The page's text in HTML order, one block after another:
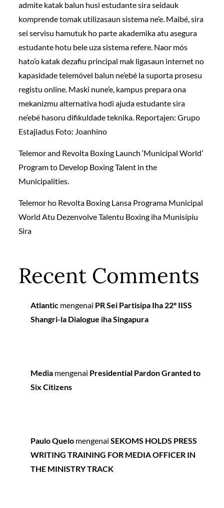
admite katak balun husi estudante sira seidauk
komprende tomak utilizasaun sistema ne’e. Maibé, sira
sei servisu hamutuk ho parte akademika atu asegura
estudante hotu bele uza sistema refere. Naor mós
hato’o katak dezafiu principal mak ligasaun internet no
kapasidade telemóvel balun ne’ebé la suporta prosesu
registu online. Maski nune’e, kampus prepara ona
mekanizmu alternativa hodi ajuda estudante sira
ne’ebé hasoru difikuldade teknika. Reportajen: Grupo
Estajiadus Foto: Joanhino
Telemor and Revolta Boxing Launch ‘Municipal World’
Program to Develop Boxing Talent in the
Municipalities.
Telemor ho Revolta Boxing Lansa Programa Municipal
World Atu Dezenvolve Talentu Boxing iha Munisípiu
Sira
Recent Comments
Atlantic mengenai PR Sei Partisipa Iha 22º IISS
Shangri-la Dialogue iha Singapura
Media mengenai Presidential Pardon Granted to
Six Citizens
Paulo Quelo mengenaiSEKOMS HOLDS PRESS
WRITING TRAINING FOR MEDIA OFFICER IN
THE MINISTRY TRACK